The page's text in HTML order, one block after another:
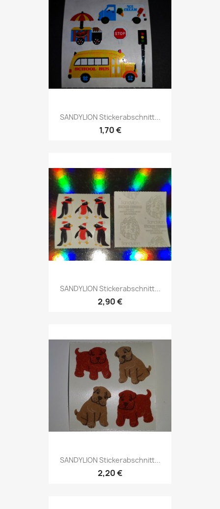
SANDYLION Stickerabschnitt...
1,70 €
SANDYLION Stickerabschnitt...
2,90 €
SANDYLION Stickerabschnitt...
2,20 €